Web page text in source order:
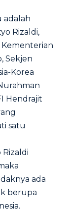
adalah
Rizaldi,
Sekjen
Korea
Hendrajit
satu
Rizaldi
ada
berupa